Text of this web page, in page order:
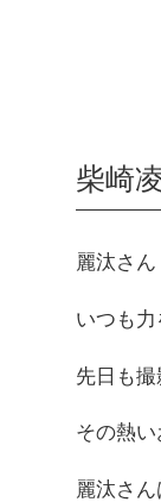
柴崎
麗汰さん
いつも
先日も
その熱
麗汰さ